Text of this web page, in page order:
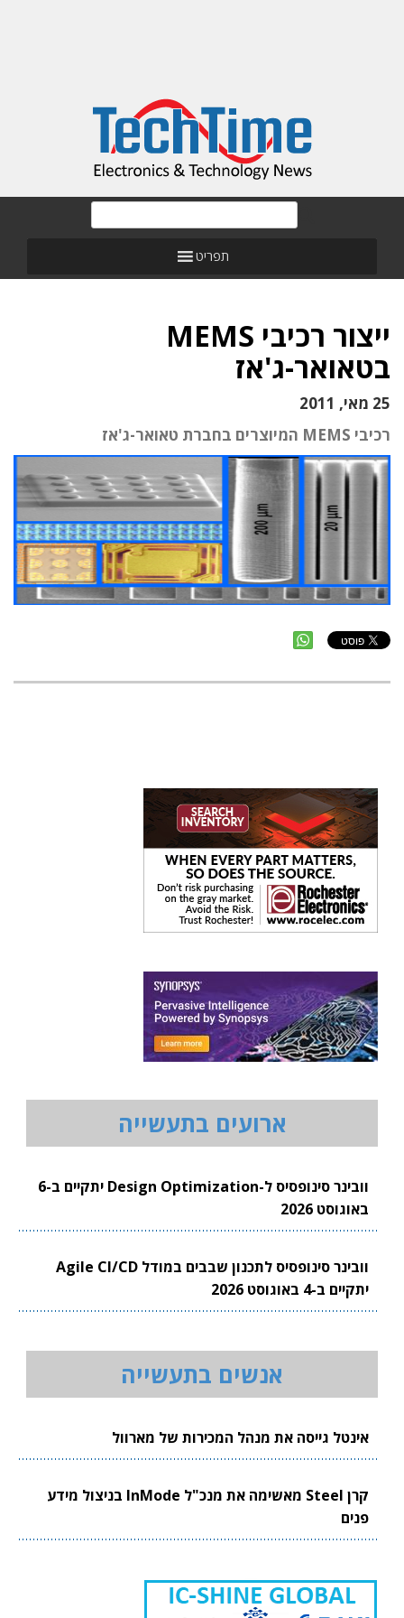
תפריט
ייצור רכיבי MEMS
בטאואר-ג'אז
25 מאי, 2011
רכיבי MEMS המיוצרים בחברת טאואר-ג'אז
ארועים בתעשייה
וובינר סינופסיס ל-Design Optimization יתקיים ב-6
באוגוסט 2026
וובינר סינופסיס לתכנון שבבים במודל Agile CI/CD
יתקיים ב-4 באוגוסט 2026
אנשים בתעשייה
אינטל גייסה את מנהל המכירות של מארוול
קרן Steel מאשימה את מנכ"ל InMode בניצול מידע
פנים